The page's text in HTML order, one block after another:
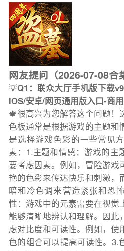
网友提问（2026-07-08合
💡Q1：联众大厅手机版下载
IOS/安卓/网页通用版入口-商
🍁很高兴为您解答这个问题！
色板通常是根据游戏的主题和
是选择游戏色彩的一些常见
素：1.主题和情感：游戏的主
要考虑因素。例如，冒险游戏
艳的色彩来传达快乐和刺激，
暗和冷色调来营造紧张和恐
性：游戏中的元素需要在视觉
能够清晰地辨认和理解。因此
虑对比度和可读性。例如，使
色的组合可以提高可读性。3.